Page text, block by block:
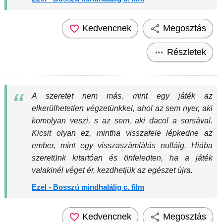
Kedvencnek Megosztás
Részletek
A szeretet nem más, mint egy játék az
elkerülhetetlen végzetünkkel, ahol az sem nyer, aki
komolyan veszi, s az sem, aki dacol a sorsával.
Kicsit olyan ez, mintha visszafele lépkedne az
ember, mint egy visszaszámlálás nulláig. Hiába
szeretünk kitartóan és önfeledten, ha a játék
valakinél véget ér, kezdhetjük az egészet újra.
Ezel - Bosszú mindhalálig c. film
Kedvencnek Megosztás